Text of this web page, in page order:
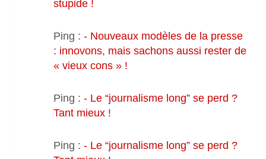
stupide !
Ping : - Nouveaux modèles de la presse
: innovons, mais sachons aussi rester de
« vieux cons » !
Ping : - Le “journalisme long” se perd ?
Tant mieux !
Ping : - Le “journalisme long” se perd ?